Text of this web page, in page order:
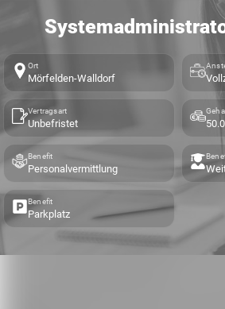
Ort
Mörfelden-Walldorf
Vertragsart
Unbefristet
Benefit
Personalvermittlung
Benefit
Parkplatz